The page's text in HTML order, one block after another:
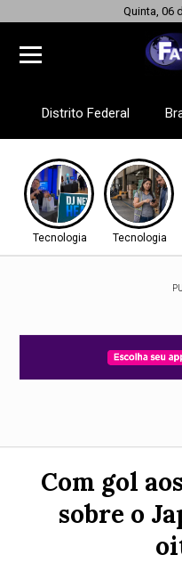
Quinta, 06
Distrito Federal
Tecnologia Tecnologia
Com gol
sobre o